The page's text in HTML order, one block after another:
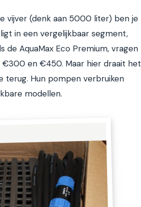
vijver (denk aan 5000 liter) ben je
in een vergelijkbaar segment,
de AquaMax Eco Premium, vragen
€300 en €450. Maar hier draait het
terug. Hun pompen verbruiken
modellen.